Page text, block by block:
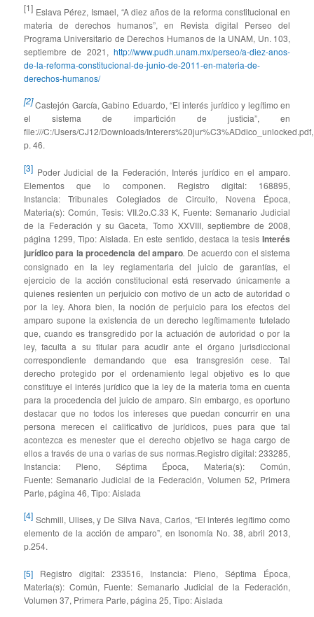
[1] Eslava Pérez, Ismael, “A diez años de la reforma constitucional en
materia de derechos humanos”, en Revista digital Perseo del
Programa Universitario de Derechos Humanos de la UNAM, Un. 103,
septiembre de 2021, http://www.pudh.unam.mx/perseo/a-diez-anos-
de-la-reforma-constitucional-de-junio-de-2011-en-materia-de-
derechos-humanos/
[2]Castejón García, Gabino Eduardo, “El interés jurídico y legítimo en
el sistema de impartición de justicia”, en
file:///C:/Users/CJ12/Downloads/Interers%20jur%C3%ADdico_unlocked.pdf,
p. 46.
[3] Poder Judicial de la Federación, Interés jurídico en el amparo.
Elementos que lo componen. Registro digital: 168895,
Instancia: Tribunales Colegiados de Circuito, Novena Época,
Materia(s): Común, Tesis: VII.2o.C.33 K, Fuente: Semanario Judicial
de la Federación y su Gaceta, Tomo XXVIII, septiembre de 2008,
página 1299, Tipo: Aislada. En este sentido, destaca la tesis Interés
jurídico para la procedencia del amparo. De acuerdo con el sistema
consignado en la ley reglamentaria del juicio de garantías, el
ejercicio de la acción constitucional está reservado únicamente a
quienes resienten un perjuicio con motivo de un acto de autoridad o
por la ley. Ahora bien, la noción de perjuicio para los efectos del
amparo supone la existencia de un derecho legítimamente tutelado
que, cuando es transgredido por la actuación de autoridad o por la
ley, faculta a su titular para acudir ante el órgano jurisdiccional
correspondiente demandando que esa transgresión cese. Tal
derecho protegido por el ordenamiento legal objetivo es lo que
constituye el interés jurídico que la ley de la materia toma en cuenta
para la procedencia del juicio de amparo. Sin embargo, es oportuno
destacar que no todos los intereses que puedan concurrir en una
persona merecen el calificativo de jurídicos, pues para que tal
acontezca es menester que el derecho objetivo se haga cargo de
ellos a través de una o varias de sus normas.Registro digital: 233285,
Instancia: Pleno, Séptima Época, Materia(s): Común,
Fuente: Semanario Judicial de la Federación, Volumen 52, Primera
Parte, página 46, Tipo: Aislada
[4] Schmill, Ulises, y De Silva Nava, Carlos, “El interés legítimo como
elemento de la acción de amparo”, en Isonomía No. 38, abril 2013,
p.254.
[5] Registro digital: 233516, Instancia: Pleno, Séptima Época,
Materia(s): Común, Fuente: Semanario Judicial de la Federación,
Volumen 37, Primera Parte, página 25, Tipo: Aislada